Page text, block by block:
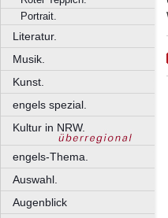
Portrait.
Literatur.
Musik.
Kunst.
engels spezial.
Kultur in NRW.
engels-Thema.
Auswahl.
Augenblick